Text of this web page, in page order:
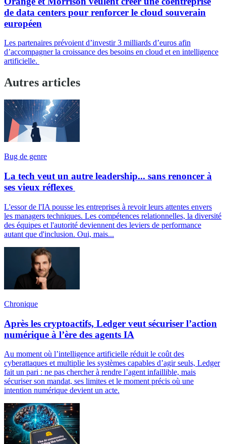
de data centers pour renforcer le cloud souverain
européen
Les partenaires prévoient d’investir 3 milliards d’euros afin
d’accompagner la croissance des besoins en cloud et en intelligence
artificielle.
Autres articles
Bug de genre
La tech veut un autre leadership... sans renoncer à
ses vieux réflexes
L'essor de l'IA pousse les entreprises à revoir leurs attentes envers
les managers techniques. Les compétences relationnelles, la diversité
des équipes et l'autorité deviennent des leviers de performance
autant que d'inclusion. Oui, mais...
Chronique
Après les cryptoactifs, Ledger veut sécuriser l’action
numérique à l’ère des agents IA
Au moment où l’intelligence artificielle réduit le coût des
cyberattaques et multiplie les systèmes capables d’agir seuls, Ledger
fait un pari : ne pas chercher à rendre l’agent infaillible, mais
sécuriser son mandat, ses limites et le moment précis où une
intention numérique devient un acte.